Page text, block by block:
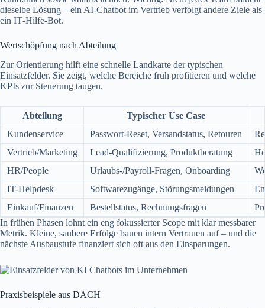
dieselbe Lösung – ein AI‑Chatbot im Vertrieb verfolgt andere Ziele als
ein IT‑Hilfe-Bot.
Wertschöpfung nach Abteilung
Zur Orientierung hilft eine schnelle Landkarte der typischen
Einsatzfelder. Sie zeigt, welche Bereiche früh profitieren und welche
KPIs zur Steuerung taugen.
Abteilung
Typischer Use Case
Kundenservice
Passwort-Reset, Versandstatus, Retouren
Vertrieb/Marketing
Lead-Qualifizierung, Produktberatung
HR/People
Urlaubs-/Payroll-Fragen, Onboarding
IT-Helpdesk
Softwarezugänge, Störungsmeldungen
Einkauf/Finanzen
Bestellstatus, Rechnungsfragen
In frühen Phasen lohnt ein eng fokussierter Scope mit klar messbarer
Metrik. Kleine, saubere Erfolge bauen intern Vertrauen auf – und die
nächste Ausbaustufe finanziert sich oft aus den Einsparungen.
Praxisbeispiele aus DACH